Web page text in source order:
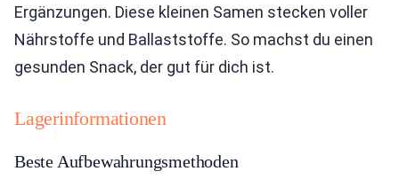
Ergänzungen. Diese kleinen Samen stecken voller
Nährstoffe und Ballaststoffe. So machst du einen
gesunden Snack, der gut für dich ist.
Lagerinformationen
Beste Aufbewahrungsmethoden